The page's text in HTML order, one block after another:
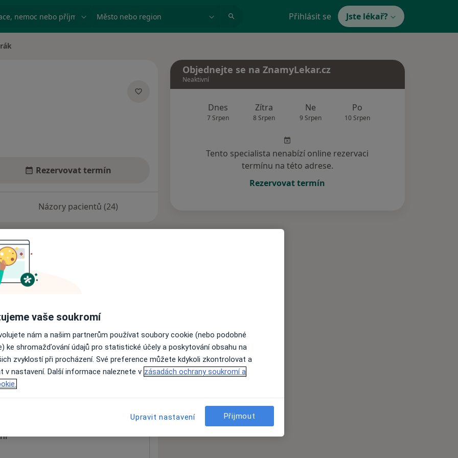
nemoc nebo příjmení Město nebo region Přihlásit se Jste lékař?
Rezervovat termín
Názory pacientů (24)
nejsou k dispozici
informace o svých službách.
Objednejte se na ZnamyLekar.cz
Neaktivní
Dnes
7 Srpen
Zítra
8 Srpen
Ne
9 Srpen
Po
10 Srpen
Tento specialista nenabízí online rezervaci
termínu na této adrese.
Rezervovat termín
vaše soukromí
nám a našim partnerům používat soubory cookie (nebo podobné
ke shromažďování údajů pro statistické účely a poskytování obsahu na
zvyklostí při procházení. Své preference můžete kdykoli zkontrolovat a
v nastavení. Další informace naleznete v zásadách ochrany soukromí a
Upravit nastavení Přijmout